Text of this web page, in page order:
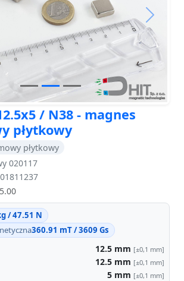
Next
/ N38 - magnes
płytkowy
płytkowy
020117
5.00
/ 47.51 N
360.91 mT / 3609 Gs
12.5 mm [±0,1 mm]
12.5 mm [±0,1 mm]
5 mm [±0,1 mm]